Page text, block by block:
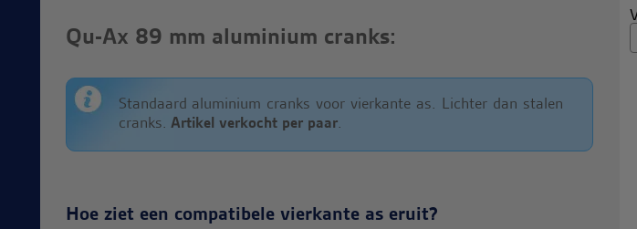
Qu-Ax 89 mm aluminium cranks:
Standaard aluminium cranks voor vierkante as. Lichter dan stalen
cranks. Artikel verkocht per paar.
Hoe ziet een compatibele vierkante as eruit?